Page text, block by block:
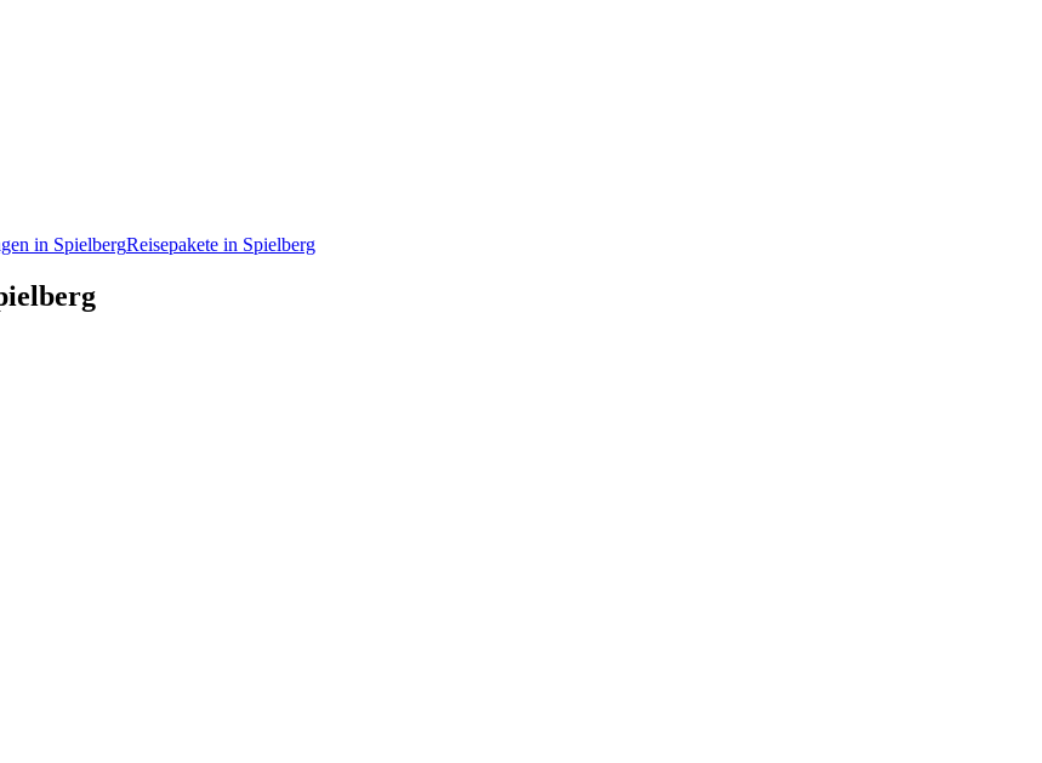
in SpielbergReisepakete in Spielberg